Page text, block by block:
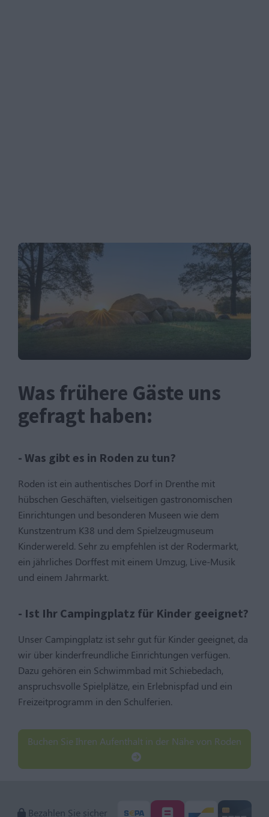
Was frühere Gäste uns
gefragt haben:
- Was gibt es in Roden zu tun?
Roden ist ein authentisches Dorf in Drenthe mit
hübschen Geschäften, vielseitigen gastronomischen
Einrichtungen und besonderen Museen wie dem
Kunstzentrum K38 und dem Spielzeugmuseum
Kinderwereld. Sehr zu empfehlen ist der Rodermarkt,
ein jährliches Dorffest mit einem Umzug, Live-Musik
und einem Jahrmarkt.
- Ist Ihr Campingplatz für Kinder geeignet?
Unser Campingplatz ist sehr gut für Kinder geeignet, da
wir über kinderfreundliche Einrichtungen verfügen.
Dazu gehören ein Schwimmbad mit Schiebedach,
anspruchsvolle Spielplätze, ein Erlebnispfad und ein
Freizeitprogramm in den Schulferien.
Buchen Sie Ihren Aufenthalt in der Nähe von Roden
Bezahlen Sie sicher